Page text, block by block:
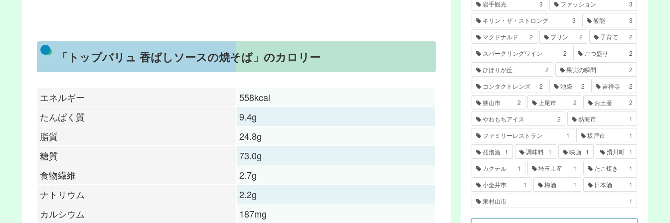
「トップバリュ 香ばしソースの焼そば」のカロリー
エネルギー
558kcal
たんぱく質
9.4g
脂質
24.8g
糖質
73.0g
食物繊維
2.7g
ナトリウム
2.2g
カルシウム
187mg
岩手観光 3 ファッション
3
キリン・ザ・ストロング
3 飯能
3
マクドナルド
2 プリン 2 子育て
2
スパークリングワイン
2 ごつ盛り
2
ひばりが丘
2 果実の瞬間
2
コンタクトレンズ
2 池袋 2 吉祥寺
2
狭山市
2 上尾市 2 お土産
2
やわもちアイス
2 熱海市
1
ファミリーレストラン
1 坂戸市
1
発泡酒 1 調味料 1 映画 1 滑川町 1
カクテル
1 埼玉土産 1 たこ焼き
1
小金井市
1 梅酒 1 日本酒
1
東村山市
1